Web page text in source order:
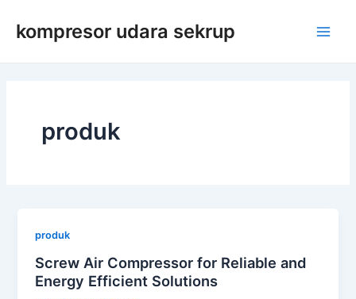
kompresor udara sekrup
produk
produk
Screw Air Compressor for Reliable and
Energy Efficient Solutions